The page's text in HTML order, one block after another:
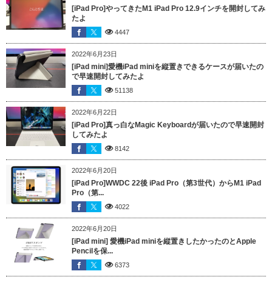
[iPad Pro]やってきたM1 iPad Pro 12.9インチを開封してみ
たよ
4447
2022年6月23日
[iPad mini]愛機iPad miniを縦置きできるケースが届いたの
で早速開封してみたよ
51138
2022年6月22日
[iPad Pro]真っ白なMagic Keyboardが届いたので早速開封
してみたよ
8142
2022年6月20日
[iPad Pro]WWDC 22後 iPad Pro（第3世代）からM1 iPad
Pro（第...
4022
2022年6月20日
[iPad mini] 愛機iPad miniを縦置きしたかったのとApple
Pencilを保...
6373